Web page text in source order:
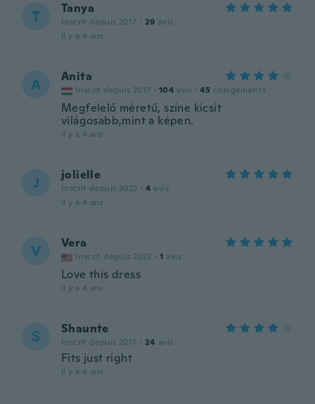
T Tanya
Inscrit depuis 2017 · 29 avis
il y a 4 ans
A Anita
Inscrit depuis 2017 · 104 avis · 45 chargements
Megfelelő méretű, színe kicsit
világosabb,mint a képen.
il y a 4 ans
J jolielle
Inscrit depuis 2022 · 4 avis
il y a 4 ans
V Vera
Inscrit depuis 2022 · 1 avis
Love this dress
il y a 4 ans
S Shaunte
Inscrit depuis 2017 · 24 avis
Fits just right
il y a 4 ans